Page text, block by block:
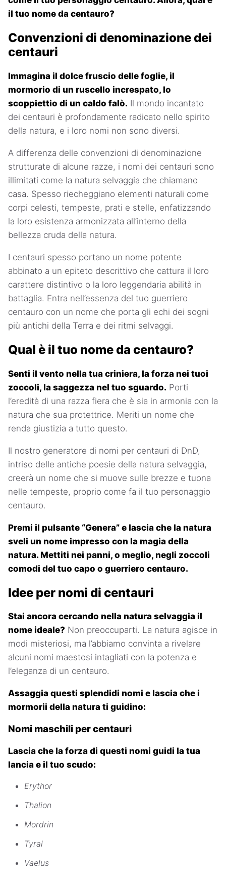
il tuo nome da centauro?
Convenzioni di denominazione dei
centauri
Immagina il dolce fruscio delle foglie, il
mormorio di un ruscello increspato, lo
scoppiettio di un caldo falò. Il mondo incantato
dei centauri è profondamente radicato nello spirito
della natura, e i loro nomi non sono diversi.
A differenza delle convenzioni di denominazione
strutturate di alcune razze, i nomi dei centauri sono
illimitati come la natura selvaggia che chiamano
casa. Spesso riecheggiano elementi naturali come
corpi celesti, tempeste, prati e stelle, enfatizzando
la loro esistenza armonizzata all’interno della
bellezza cruda della natura.
I centauri spesso portano un nome potente
abbinato a un epiteto descrittivo che cattura il loro
carattere distintivo o la loro leggendaria abilità in
battaglia. Entra nell’essenza del tuo guerriero
centauro con un nome che porta gli echi dei sogni
più antichi della Terra e dei ritmi selvaggi.
Qual è il tuo nome da centauro?
Senti il vento nella tua criniera, la forza nei tuoi
zoccoli, la saggezza nel tuo sguardo. Porti
l’eredità di una razza fiera che è sia in armonia con la
natura che sua protettrice. Meriti un nome che
renda giustizia a tutto questo.
Il nostro generatore di nomi per centauri di DnD,
intriso delle antiche poesie della natura selvaggia,
creerà un nome che si muove sulle brezze e tuona
nelle tempeste, proprio come fa il tuo personaggio
centauro.
Premi il pulsante “Genera” e lascia che la natura
sveli un nome impresso con la magia della
natura. Mettiti nei panni, o meglio, negli zoccoli
comodi del tuo capo o guerriero centauro.
Idee per nomi di centauri
Stai ancora cercando nella natura selvaggia il
nome ideale? Non preoccuparti. La natura agisce in
modi misteriosi, ma l’abbiamo convinta a rivelare
alcuni nomi maestosi intagliati con la potenza e
l’eleganza di un centauro.
Assaggia questi splendidi nomi e lascia che i
mormorii della natura ti guidino:
Nomi maschili per centauri
Lascia che la forza di questi nomi guidi la tua
lancia e il tuo scudo:
Erythor
Thalion
Mordrin
Tyral
Vaelus